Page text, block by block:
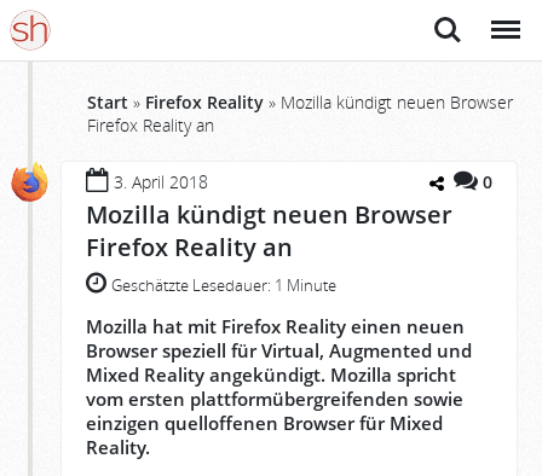
Suche Menü
Start » Firefox Reality » Mozilla kündigt neuen Browser
Firefox Reality an
3. April 2018 0
Mozilla kündigt neuen Browser
Firefox Reality an
Geschätzte Lesedauer: 1 Minute
Mozilla hat mit Firefox Reality einen neuen
Browser speziell für Virtual, Augmented und
Mixed Reality angekündigt. Mozilla spricht
vom ersten plattformübergreifenden sowie
einzigen quelloffenen Browser für Mixed
Reality.